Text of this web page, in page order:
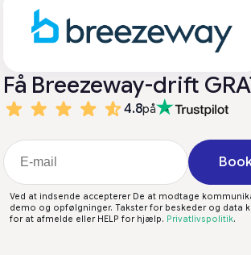
Få Breezeway-drift
4.8på
Ved at indsende accepterer De at modtage
demo og opfølgninger. Takster for beskeder og data
for at afmelde eller HELP for hjælp. Privatlivspolitik.